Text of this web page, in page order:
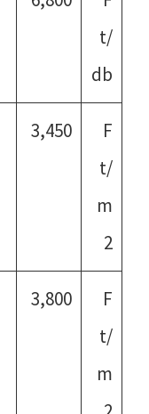
t/
db
3,450
F
t/
m
2
3,800
F
t/
m